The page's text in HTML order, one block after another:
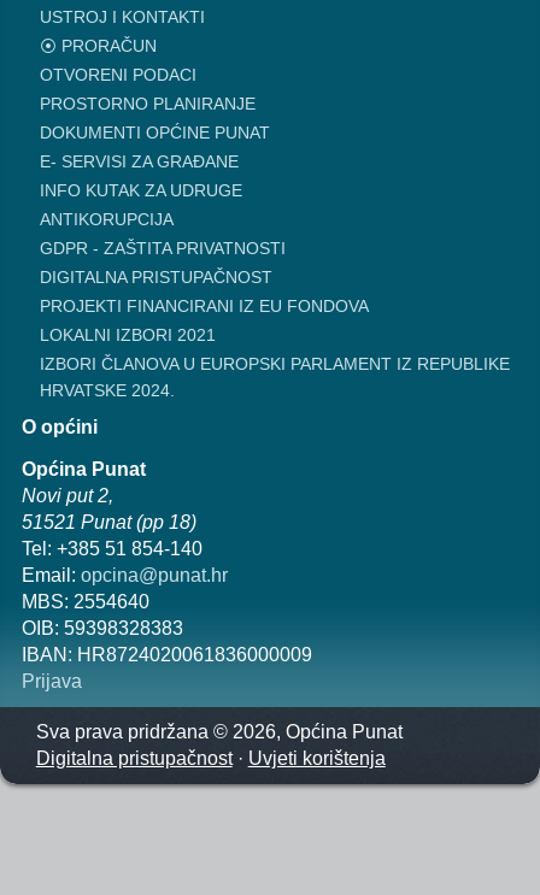
USTROJ I KONTAKTI
⦿ PRORAČUN
OTVORENI PODACI
PROSTORNO PLANIRANJE
DOKUMENTI OPĆINE PUNAT
E- SERVISI ZA GRAĐANE
INFO KUTAK ZA UDRUGE
ANTIKORUPCIJA
GDPR - ZAŠTITA PRIVATNOSTI
DIGITALNA PRISTUPAČNOST
PROJEKTI FINANCIRANI IZ EU FONDOVA
LOKALNI IZBORI 2021
IZBORI ČLANOVA U EUROPSKI PARLAMENT IZ REPUBLIKE
HRVATSKE 2024.
O općini
Općina Punat
Novi put 2,
51521 Punat (pp 18)
Tel: +385 51 854-140
Email: opcina@punat.hr
MBS: 2554640
OIB: 59398328383
IBAN: HR8724020061836000009
Prijava
Sva prava pridržana © 2026, Općina Punat
Digitalna pristupačnost· Uvjeti korištenja